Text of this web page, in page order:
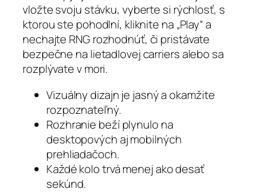
vložte svoju stávku, vyberte si rýchlosť, s
ktorou ste pohodlní, kliknite na „Play“ a
nechajte RNG rozhodnúť, či pristávate
bezpečne na lietadlovej carriers alebo sa
rozplývate v mori.
Vizuálny dizajn je jasný a okamžite
rozpoznateľný.
Rozhranie beží plynulo na
desktopových aj mobilných
prehliadačoch.
Každé kolo trvá menej ako desať
sekúnd.